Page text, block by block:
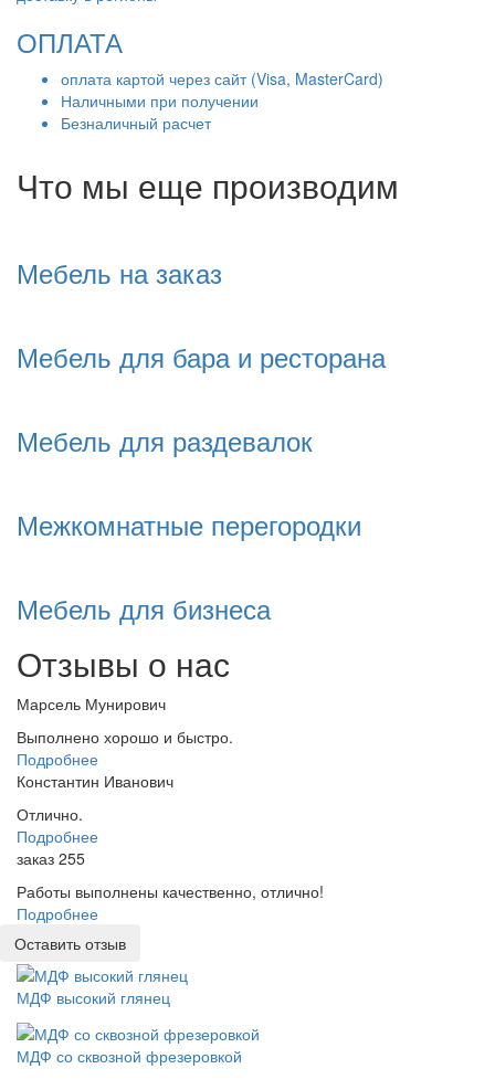
ОПЛАТА
оплата картой через сайт (Visa, MasterCard)
Наличными при получении
Безналичный расчет
Что мы еще производим
Мебель на заказ
Мебель для бара и ресторана
Мебель для раздевалок
Межкомнатные перегородки
Мебель для бизнеса
Отзывы о нас
Марсель Мунирович
Выполнено хорошо и быстро.
Подробнее
Константин Иванович
Отлично.
Подробнее
заказ 255
Работы выполнены качественно, отлично!
Подробнее
Оставить отзыв
МДФ высокий глянец
МДФ со сквозной фрезеровкой